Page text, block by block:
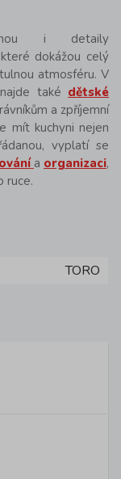
i detaily
dokážou celý
atmosféru. V
také dětské
a zpříjemní
mít kuchyni nejen
vyplatí se
a organizaci,
ruce.
TORO